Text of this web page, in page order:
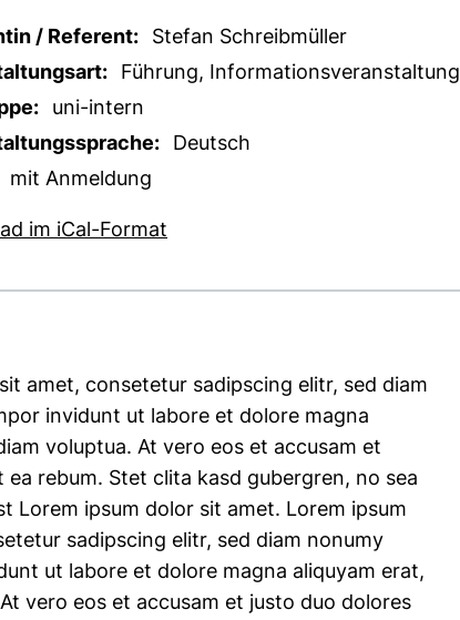
/ Referent:
Stefan Schreibmüller
Führung, Informationsveranstaltung
uni-intern
Deutsch
mit Anmeldung
im iCal-Format
amet, consetetur sadipscing elitr, sed diam
invidunt ut labore et dolore magna
voluptua. At vero eos et accusam et
ea rebum. Stet clita kasd gubergren, no sea
Lorem ipsum dolor sit amet. Lorem ipsum
sadipscing elitr, sed diam nonumy
ut labore et dolore magna aliquyam erat,
vero eos et accusam et justo duo dolores